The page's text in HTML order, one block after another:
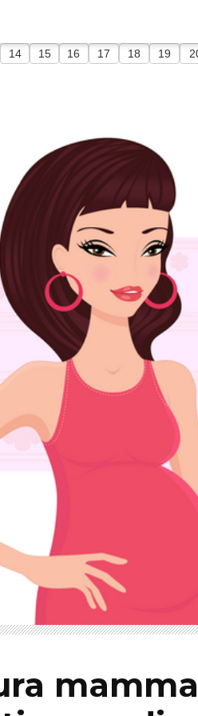
14 15 16 17 18 19